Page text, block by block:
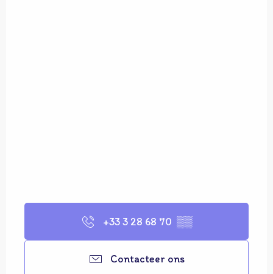
+33 3 28 68 70 ▒▒
Contacteer ons